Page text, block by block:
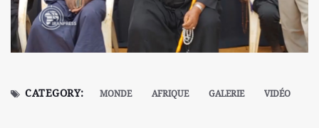
CATEGORY: MONDE AFRIQUE GALERIE VIDÉO